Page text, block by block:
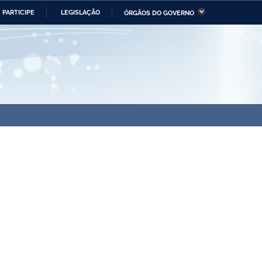
PARTICIPE LEGISLAÇÃO ÓRGÃOS DO GOVERNO
da Economia Ministério da Infraestrutura